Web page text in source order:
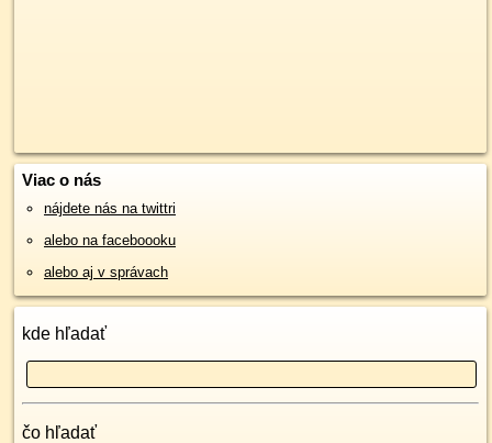
Viac o nás
nájdete nás na twittri
alebo na faceboooku
alebo aj v správach
kde hľadať
čo hľadať